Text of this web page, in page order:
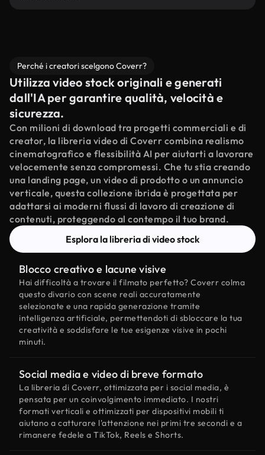
Perché i creatori scelgono Coverr?
Utilizza video stock originali e generati
dall'IA per garantire qualità, velocità e
sicurezza.
Con milioni di download tra progetti commerciali e di
creator, la libreria video di Coverr combina realismo
cinematografico e flessibilità AI per aiutarti a lavorare
velocemente senza compromessi. Che tu stia creando
una landing page, un video di prodotto o un annuncio
verticale, questa collezione ibrida è progettata per
adattarsi ai moderni flussi di lavoro di creazione di
contenuti, proteggendo al contempo il tuo brand.
Esplora la libreria di video stock
Blocco creativo e lacune visive
Hai difficoltà a trovare il filmato perfetto? Coverr colma
questo divario con scene reali accuratamente
selezionate e una rapida generazione tramite
intelligenza artificiale, permettendoti di sbloccare la tua
creatività e soddisfare le tue esigenze visive in pochi
minuti.
Social media e video di breve formato
La libreria di Coverr, ottimizzata per i social media, è
pensata per un coinvolgimento immediato. I nostri
formati verticali e ottimizzati per dispositivi mobili ti
aiutano a catturare l'attenzione nei primi tre secondi e a
rimanere fedele a TikTok, Reels e Shorts.